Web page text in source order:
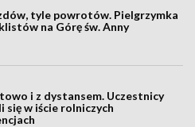
tyle powrotów. Pielgrzymka
na Górę św. Anny
i z dystansem. Uczestnicy
się w iście rolniczych